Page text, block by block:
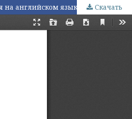
английском языке) Скачать